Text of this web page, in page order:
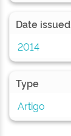
Date issued
2014
Type
Artigo